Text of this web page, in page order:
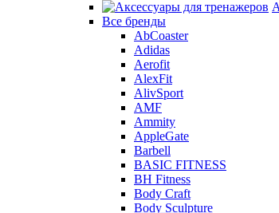
Все бренды
AbCoaster
Adidas
Aerofit
AlexFit
AlivSport
AMF
Ammity
AppleGate
Barbell
BASIC FITNESS
BH Fitness
Body Craft
Body Sculpture